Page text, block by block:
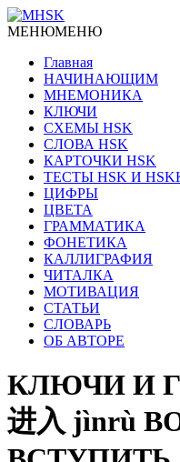
МЕНЮМЕНЮ
Главная
НАЧИНАЮЩИМ
МНЕМОНИКА
КЛЮЧИ
СХЕМЫ HSK
СЛОВА HSK
КАРТОЧКИ HSK
ТЕСТЫ HSK И
ЦИФРЫ
ЦВЕТА
ГРАММАТИКА
ФОНЕТИКА
КАЛЛИГРАФИЯ
ЧИТАЛКА
МОТИВАЦИЯ
СТАТЬИ
СЛОВАРЬ
ОБ АВТОРЕ
КЛЮЧИ И
进入 jìnrù